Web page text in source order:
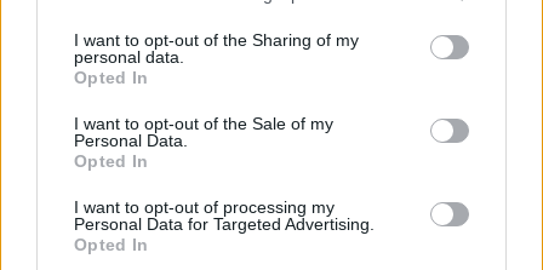
I want to opt-out of the Sharing of my
personal data.
Opted In
I want to opt-out of the Sale of my
Personal Data.
Opted In
I want to opt-out of processing my
Personal Data for Targeted Advertising.
Opted In
išvirė: įvardytas
pagrindinis požymis
grybus: kiekvienai rūšiai –